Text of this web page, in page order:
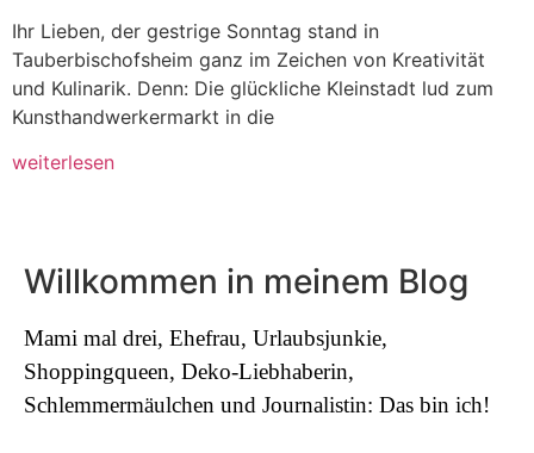
Ihr Lieben, der gestrige Sonntag stand in
Tauberbischofsheim ganz im Zeichen von Kreativität
und Kulinarik. Denn: Die glückliche Kleinstadt lud zum
Kunsthandwerkermarkt in die
weiterlesen
Willkommen in meinem Blog
Mami mal drei, Ehefrau, Urlaubsjunkie,
Shoppingqueen, Deko-Liebhaberin,
Schlemmermäulchen und Journalistin: Das bin ich!